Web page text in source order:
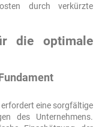
durch verkürzte
die optimale
erfordert eine sorgfältige
des Unternehmens.